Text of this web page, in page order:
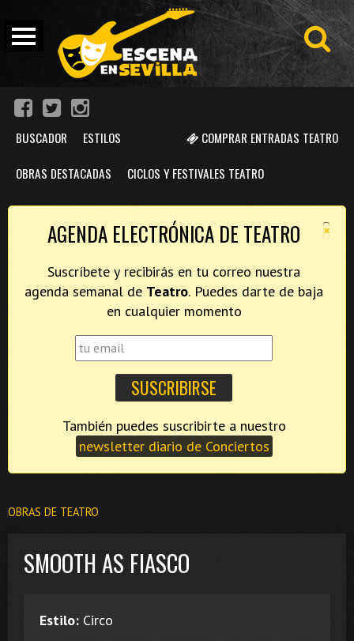
COMPRAR ENTRADAS TEATRO
BUSCADOR ESTILOS
OBRAS DESTACADAS CICLOS Y FESTIVALES TEATRO
×
AGENDA ELECTRÓNICA DE TEATRO
Suscríbete y recibirás en tu correo nuestra
agenda semanal de Teatro. Puedes darte de baja
en cualquier momento
newsletter diario de Conciertos
OBRAS DE TEATRO
SMOOTH AS FIASCO
Estilo: Circo